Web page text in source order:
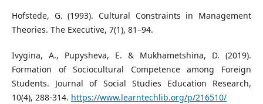
Hofstede, G. (1993). Cultural Constraints in Management
Theories. The Executive, 7(1), 81–94.
Ivygina, A., Pupysheva, E. & Mukhametshina, D. (2019).
Formation of Sociocultural Competence among Foreign
Students. Journal of Social Studies Education Research,
10(4), 288-314. https://www.learntechlib.org/p/216510/